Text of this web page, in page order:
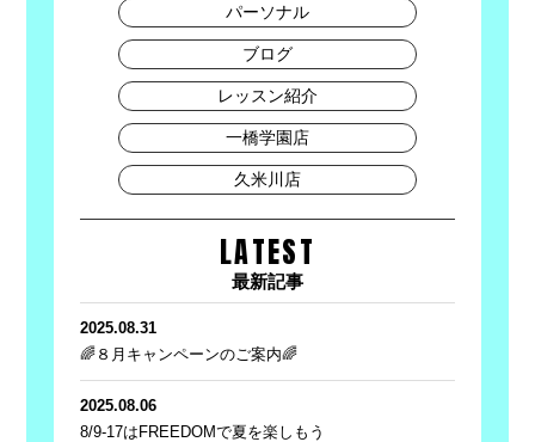
パーソナル
ブログ
レッスン紹介
一橋学園店
久米川店
LATEST
最新記事
2025.08.31
🌈８月キャンペーンのご案内🌈
2025.08.06
8/9-17はFREEDOMで夏を楽しもう